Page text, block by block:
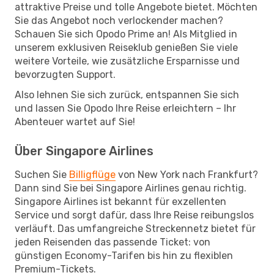
attraktive Preise und tolle Angebote bietet. Möchten
Sie das Angebot noch verlockender machen?
Schauen Sie sich Opodo Prime an! Als Mitglied in
unserem exklusiven Reiseklub genießen Sie viele
weitere Vorteile, wie zusätzliche Ersparnisse und
bevorzugten Support.
Also lehnen Sie sich zurück, entspannen Sie sich
und lassen Sie Opodo Ihre Reise erleichtern – Ihr
Abenteuer wartet auf Sie!
Über Singapore Airlines
Suchen Sie Billigflüge von New York nach Frankfurt?
Dann sind Sie bei Singapore Airlines genau richtig.
Singapore Airlines ist bekannt für exzellenten
Service und sorgt dafür, dass Ihre Reise reibungslos
verläuft. Das umfangreiche Streckennetz bietet für
jeden Reisenden das passende Ticket: von
günstigen Economy-Tarifen bis hin zu flexiblen
Premium-Tickets.